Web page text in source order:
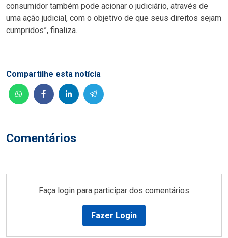
consumidor também pode acionar o judiciário, através de
uma ação judicial, com o objetivo de que seus direitos sejam
cumpridos”, finaliza.
Comentários
Compartilhe esta notícia
Faça login para participar dos comentários
Fazer Login